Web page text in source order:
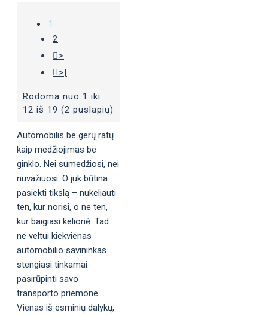
1
2
>
>|
Rodoma nuo 1 iki
12 iš 19 (2 puslapių)
Automobilis be gerų ratų
kaip medžiojimas be
ginklo. Nei sumedžiosi, nei
nuvažiuosi. O juk būtina
pasiekti tikslą – nukeliauti
ten, kur norisi, o ne ten,
kur baigiasi kelionė. Tad
ne veltui kiekvienas
automobilio savininkas
stengiasi tinkamai
pasirūpinti savo
transporto priemone.
Vienas iš esminių dalykų,